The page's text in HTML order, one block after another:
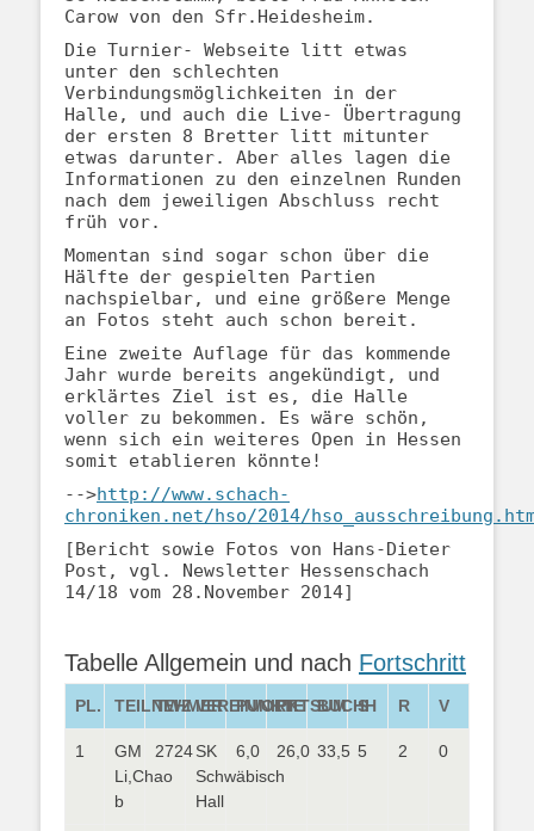
Carow von den Sfr.Heidesheim.
Die Turnier- Webseite litt etwas
unter den schlechten
Verbindungsmöglichkeiten in der
Halle, und auch die Live- Übertragung
der ersten 8 Bretter litt mitunter
etwas darunter. Aber alles lagen die
Informationen zu den einzelnen Runden
nach dem jeweiligen Abschluss recht
früh vor.
Momentan sind sogar schon über die
Hälfte der gespielten Partien
nachspielbar, und eine größere Menge
an Fotos steht auch schon bereit.
Eine zweite Auflage für das kommende
Jahr wurde bereits angekündigt, und
erklärtes Ziel ist es, die Halle
voller zu bekommen. Es wäre schön,
wenn sich ein weiteres Open in Hessen
somit etablieren könnte!
-->http://www.schach-
chroniken.net/hso/2014/
[Bericht sowie Fotos von Hans-Dieter
Post, vgl. Newsletter Hessenschach
14/18 vom 28.November 2014]
Tabelle Allgemein und nach Fortschritt
PL. TEILNEHMER
TWZVEREIN/ORT
PUNKTEPKTSUMBUCHH
S R V
1
GM
Li,Chao
b
2724SK
Schwäbisch
Hall
6,0 26,0 33,5 5 2 0